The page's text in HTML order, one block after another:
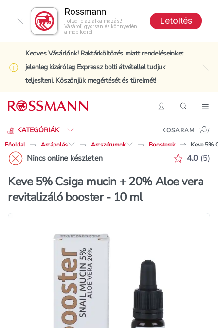
Rossmann
Töltsd le az alkalmazást!
Vásárolj gyorsan és könnyedén
a mobilodról!
Letöltés
Kedves Vásárlónk! Raktárköltözés miatt rendeléseinket
jelenleg kizárólag Expressz bolti átvételleltudjuk
teljesíteni. Köszönjük megértését és türelmét!
BelépésKeresés
KATEGÓRIÁK
Keresés
KOSARAM
Főoldal
Arcápolás Arcszérumok Boosterek Keve 5%
Nincs online készleten 4.0 (5)
Keve 5% Csiga mucin + 20% Aloe vera
revitalizáló booster - 10 ml